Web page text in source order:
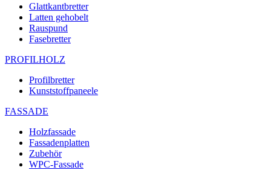
Glattkantbretter
Latten gehobelt
Rauspund
Fasebretter
PROFILHOLZ
Profilbretter
Kunststoffpaneele
FASSADE
Holzfassade
Fassadenplatten
Zubehör
WPC-Fassade